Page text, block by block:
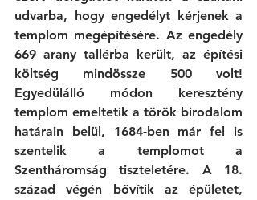
udvarba, hogy engedélyt kérjenek a
templom megépítésére. Az engedély
669 arany tallérba került, az építési
költség mindössze 500 volt!
Egyedülálló módon keresztény
templom emeltetik a török birodalom
határain belül, 1684-ben már fel is
szentelik a templomot a
Szentháromság tiszteletére. A 18.
század végén bővítik az épületet,